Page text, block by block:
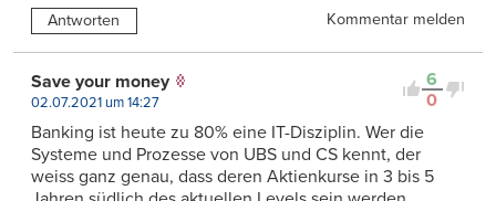
Antworten Kommentar melden
6
0
Save your money
02.07.2021 um 14:27
Banking ist heute zu 80% eine IT-Disziplin. Wer die
Systeme und Prozesse von UBS und CS kennt, der
weiss ganz genau, dass deren Aktienkurse in 3 bis 5